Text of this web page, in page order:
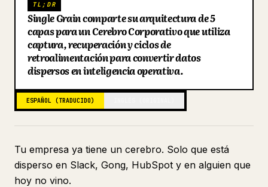
Blog
Actualizaciones
TL;DR
Single Grain comparte su arquitectura de 5
capas para un Cerebro Corporativo que utiliza
captura, recuperación y ciclos de
retroalimentación para convertir datos
dispersos en inteligencia operativa.
ESPAÑOL (TRADUCIDO)
Tu empresa ya tiene un cerebro. Solo que está
disperso en Slack, Gong, HubSpot y en alguien que
hoy no vino.